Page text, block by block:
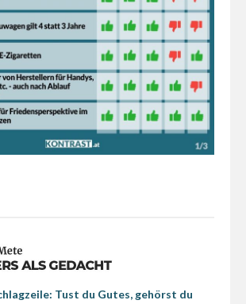
Tust du Gutes, gehörst du